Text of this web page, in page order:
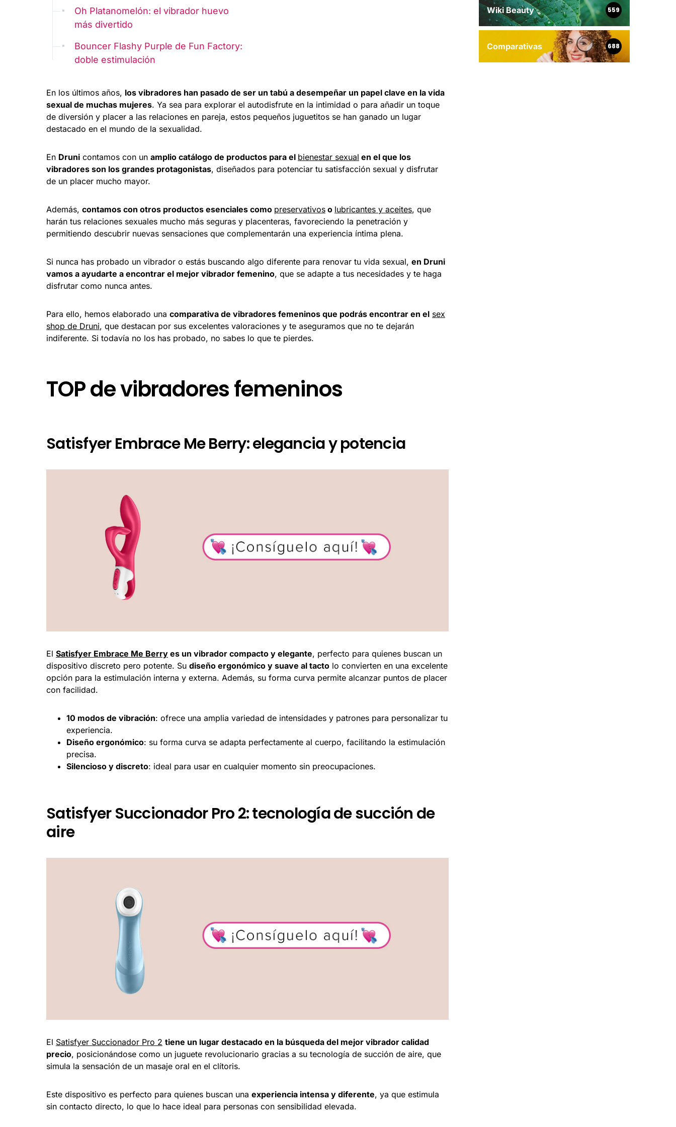
Oh Platanomelón: el vibrador huevo
más divertido
Bouncer Flashy Purple de Fun Factory:
doble estimulación
En los últimos años, los vibradores han pasado de ser un tabú a desempeñar un papel clave en la vida
sexual de muchas mujeres. Ya sea para explorar el autodisfrute en la intimidad o para añadir un toque
de diversión y placer a las relaciones en pareja, estos pequeños juguetitos se han ganado un lugar
destacado en el mundo de la sexualidad.
En Druni contamos con un amplio catálogo de productos para el bienestar sexual en el que los
vibradores son los grandes protagonistas, diseñados para potenciar tu satisfacción sexual y disfrutar
de un placer mucho mayor.
Además, contamos con otros productos esenciales como preservativos o lubricantes y aceites, que
harán tus relaciones sexuales mucho más seguras y placenteras, favoreciendo la penetración y
permitiendo descubrir nuevas sensaciones que complementarán una experiencia íntima plena.
Si nunca has probado un vibrador o estás buscando algo diferente para renovar tu vida sexual, en Druni
vamos a ayudarte a encontrar el mejor vibrador femenino, que se adapte a tus necesidades y te haga
disfrutar como nunca antes.
Para ello, hemos elaborado una comparativa de vibradores femeninos que podrás encontrar en el sex
shop de Druni, que destacan por sus excelentes valoraciones y te aseguramos que no te dejarán
indiferente. Si todavía no los has probado, no sabes lo que te pierdes.
TOP de vibradores femeninos
Satisfyer Embrace Me Berry: elegancia y potencia
El Satisfyer Embrace Me Berry es un vibrador compacto y elegante, perfecto para quienes buscan un
dispositivo discreto pero potente. Su diseño ergonómico y suave al tacto lo convierten en una excelente
opción para la estimulación interna y externa. Además, su forma curva permite alcanzar puntos de placer
con facilidad.
10 modos de vibración: ofrece una amplia variedad de intensidades y patrones para personalizar tu
experiencia.
Diseño ergonómico: su forma curva se adapta perfectamente al cuerpo, facilitando la estimulación
precisa.
Silencioso y discreto: ideal para usar en cualquier momento sin preocupaciones.
Satisfyer Succionador Pro 2: tecnología de succión de
aire
El Satisfyer Succionador Pro 2 tiene un lugar destacado en la búsqueda del mejor vibrador calidad
precio, posicionándose como un juguete revolucionario gracias a su tecnología de succión de aire, que
simula la sensación de un masaje oral en el clítoris.
Este dispositivo es perfecto para quienes buscan una experiencia intensa y diferente, ya que estimula
sin contacto directo, lo que lo hace ideal para personas con sensibilidad elevada.
Wiki Beauty 559
Comparativas 688